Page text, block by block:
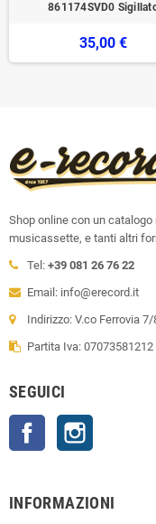
861174SVD0
35,00 €
Shop online con un
musicassette, e tanti altri
Tel: +39 081 26 76 22
Email: info@erecord.it
Indirizzo: V.co Ferrovia
Partita Iva: 07073581212
SEGUICI
Facebook
INFORMAZIONI